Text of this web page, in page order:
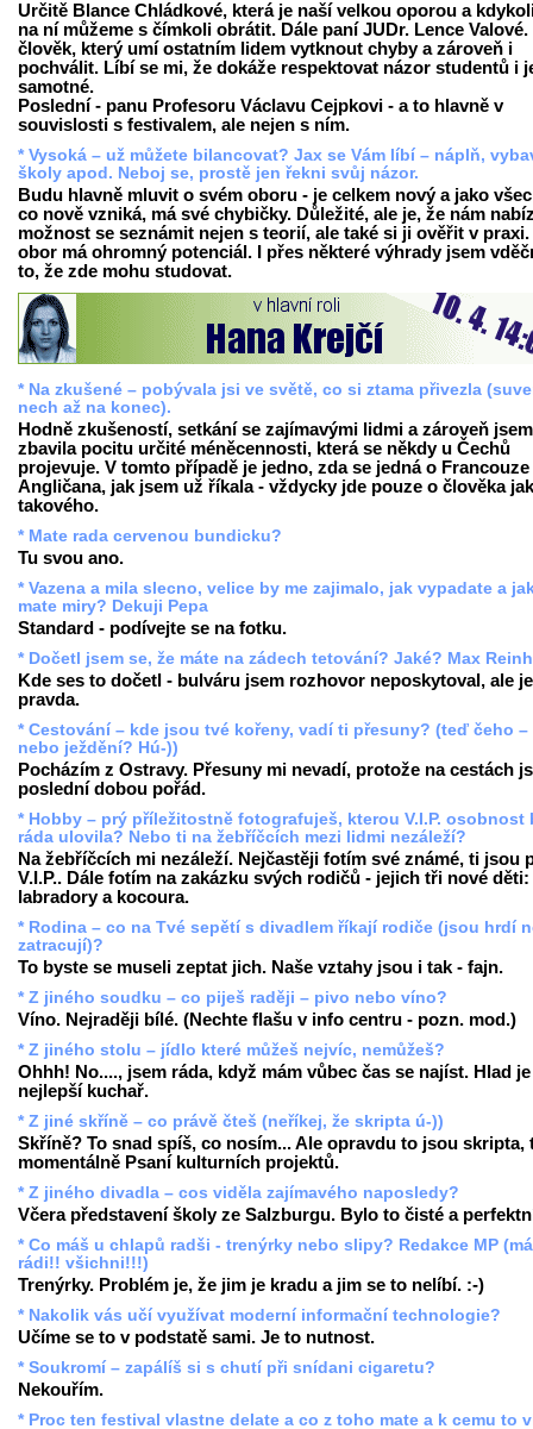
Určitě Blance Chládkové, která je naší velkou oporou a
na ní můžeme s čímkoli obrátit. Dále paní JUDr. Lence Valové.
člověk, který umí ostatním lidem vytknout chyby a zároveň i
pochválit. Líbí se mi, že dokáže respektovat názor studentů i
samotné.
Poslední - panu Profesoru Václavu Cejpkovi - a to hlavně v
souvislosti s festivalem, ale nejen s ním.
* Vysoká – už můžete bilancovat? Jax se Vám líbí – náplň,
školy apod. Neboj se, prostě jen řekni svůj názor.
Budu hlavně mluvit o svém oboru - je celkem nový a jako
co nově vzniká, má své chybičky. Důležité, ale je, že nám
možnost se seznámit nejen s teorií, ale také si ji ověřit v praxi.
obor má ohromný potenciál. I přes některé výhrady jsem
to, že zde mohu studovat.
* Na zkušené – pobývala jsi ve světě, co si ztama přivezla
nech až na konec).
Hodně zkušeností, setkání se zajímavými lidmi a zároveň
zbavila pocitu určité méněcennosti, která se někdy u Čechů
projevuje. V tomto případě je jedno, zda se jedná o Francouze
Angličana, jak jsem už říkala - vždycky jde pouze o člověka
takového.
* Mate rada cervenou bundicku?
Tu svou ano.
* Vazena a mila slecno, velice by me zajimalo, jak vypadate a
mate miry? Dekuji Pepa
Standard - podívejte se na fotku.
* Dočetl jsem se, že máte na zádech tetování? Jaké? Max
Kde ses to dočetl - bulváru jsem rozhovor neposkytoval, ale
pravda.
* Cestování – kde jsou tvé kořeny, vadí ti přesuny? (teď čeho –
nebo ježdění? Hú-))
Pocházím z Ostravy. Přesuny mi nevadí, protože na cestách
poslední dobou pořád.
* Hobby – prý příležitostně fotografuješ, kterou V.I.P. osobnost
ráda ulovila? Nebo ti na žebříčcích mezi lidmi nezáleží?
Na žebříčcích mi nezáleží. Nejčastěji fotím své známé, ti jsou
V.I.P.. Dále fotím na zakázku svých rodičů - jejich tři nové děti:
labradory a kocoura.
* Rodina – co na Tvé sepětí s divadlem říkají rodiče (jsou hrdí
zatracují)?
To byste se museli zeptat jich. Naše vztahy jsou i tak - fajn.
* Z jiného soudku – co piješ raději – pivo nebo víno?
Víno. Nejraději bílé. (Nechte flašu v info centru - pozn. mod.)
* Z jiného stolu – jídlo které můžeš nejvíc, nemůžeš?
Ohhh! No...., jsem ráda, když mám vůbec čas se najíst. Hlad je
nejlepší kuchař.
* Z jiné skříně – co právě čteš (neříkej, že skripta ú-))
Skříně? To snad spíš, co nosím... Ale opravdu to jsou skripta,
momentálně Psaní kulturních projektů.
* Z jiného divadla – cos viděla zajímavého naposledy?
Včera představení školy ze Salzburgu. Bylo to čisté a
* Co máš u chlapů radši - trenýrky nebo slipy? Redakce MP
rádi!! všichni!!!)
Trenýrky. Problém je, že jim je kradu a jim se to nelíbí. :-)
* Nakolik vás učí využívat moderní informační technologie?
Učíme se to v podstatě sami. Je to nutnost.
* Soukromí – zapálíš si s chutí při snídani cigaretu?
Nekouřím.
* Proc ten festival vlastne delate a co z toho mate a k cemu to